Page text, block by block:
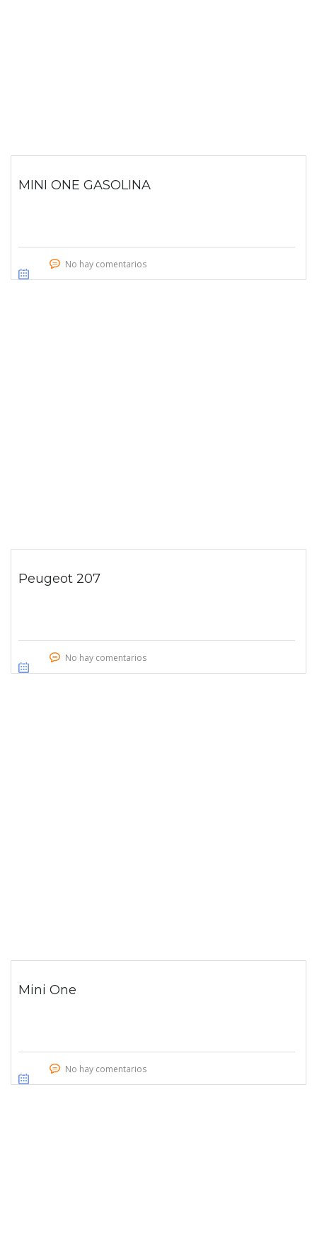
MINI ONE GASOLINA
No hay comentarios
Peugeot 207
No hay comentarios
Mini One
No hay comentarios